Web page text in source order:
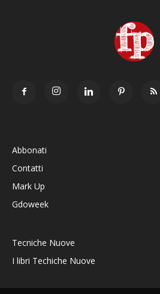
Abbonati
Contatti
Mark Up
Gdoweek
Tecniche Nuove
I libri Techiche Nuove